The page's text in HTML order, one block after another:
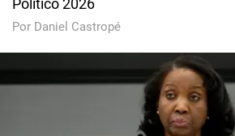
Político 2026
Por Daniel Castropé